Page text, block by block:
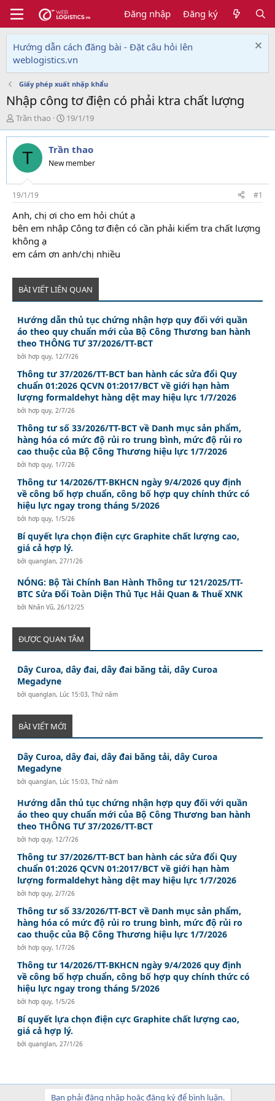
Đăng nhập Đăng ký
Hướng dẫn cách đăng bài - Đặt câu hỏi lên
weblogistics.vn
Giấy phép xuất nhập khẩu
Nhập công tơ điện có phải ktra chất lượng
T
h
r
e
d
s
t
a
r
t
e
r
Trần thao
N
g
à
y
g
i
19/1/19
T Trần thao
New member
19/1/19 #1
Anh, chị ơi cho em hỏi chút ạ
bên em nhập Công tơ điện có cần phải kiểm tra chất lượng
không ạ
em cám ơn anh/chị nhiều
BÀI VIẾT LIÊN QUAN
Hướng dẫn thủ tục chứng nhận hợp quy đối với quần
áo theo quy chuẩn mới của Bộ Công Thương ban hành
theo THÔNG TƯ 37/2026/TT-BCT
bởihơp quy, 12/7/26
Thông tư 37/2026/TT-BCT ban hành các sửa đổi Quy
chuẩn 01:2026 QCVN 01:2017/BCT về giới hạn hàm
lượng formaldehyt hàng dệt may hiệu lực 1/7/2026
bởihơp quy, 2/7/26
Thông tư số 33/2026/TT-BCT về Danh mục sản phẩm,
hàng hóa có mức độ rủi ro trung bình, mức độ rủi ro
cao thuộc của Bộ Công Thương hiệu lực 1/7/2026
bởihơp quy, 1/7/26
Thông tư 14/2026/TT-BKHCN ngày 9/4/2026 quy định
về công bố hợp chuẩn, công bố hợp quy chính thức có
hiệu lực ngay trong tháng 5/2026
bởihơp quy, 1/5/26
Bí quyết lựa chọn điện cực Graphite chất lượng cao,
giá cả hợp lý.
bởiquanglan, 27/1/26
NÓNG: Bộ Tài Chính Ban Hành Thông tư 121/2025/TT-
BTC Sửa Đổi Toàn Diện Thủ Tục Hải Quan & Thuế XNK
bởi Nhân Vũ, 26/12/25
ĐƯỢC QUAN TÂM
Dây Curoa, dây đai, dây đai băng tải, dây Curoa
Megadyne
bởiquanglan, Lúc 15:03, Thứ năm
BÀI VIẾT MỚI
Dây Curoa, dây đai, dây đai băng tải, dây Curoa
Megadyne
bởiquanglan, Lúc 15:03, Thứ năm
Hướng dẫn thủ tục chứng nhận hợp quy đối với quần
áo theo quy chuẩn mới của Bộ Công Thương ban hành
theo THÔNG TƯ 37/2026/TT-BCT
bởihơp quy, 12/7/26
Thông tư 37/2026/TT-BCT ban hành các sửa đổi Quy
chuẩn 01:2026 QCVN 01:2017/BCT về giới hạn hàm
lượng formaldehyt hàng dệt may hiệu lực 1/7/2026
bởihơp quy, 2/7/26
Thông tư số 33/2026/TT-BCT về Danh mục sản phẩm,
hàng hóa có mức độ rủi ro trung bình, mức độ rủi ro
cao thuộc của Bộ Công Thương hiệu lực 1/7/2026
bởihơp quy, 1/7/26
Thông tư 14/2026/TT-BKHCN ngày 9/4/2026 quy định
về công bố hợp chuẩn, công bố hợp quy chính thức có
hiệu lực ngay trong tháng 5/2026
bởihơp quy, 1/5/26
Bí quyết lựa chọn điện cực Graphite chất lượng cao,
giá cả hợp lý.
bởiquanglan, 27/1/26
Bạn phải đăng nhập hoặc đăng ký để bình luận.